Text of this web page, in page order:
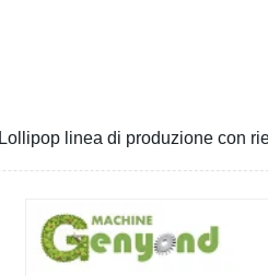
Lollipop linea di produzione con